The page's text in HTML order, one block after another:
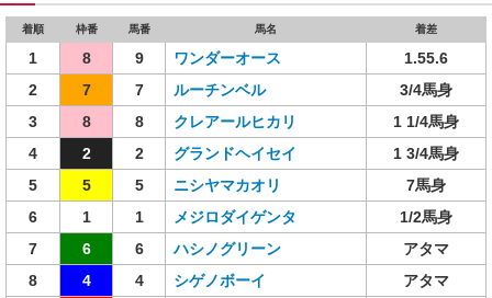
着順 枠番 馬番 馬名 着差
1 8 9 ワンダーオース
1.55.6
2
7 7 ルーチンベル
3/4馬身
3
8 8 クレアールヒカリ
1 1/4馬身
4
2 2 グランドヘイセイ
1 3/4馬身
5
5 5 ニシヤマカオリ
7馬身
6
1 1 メジロダイゲンタ
1/2馬身
7
6 6 ハシノグリーン
アタマ
8
4 4 シゲノボーイ
アタマ